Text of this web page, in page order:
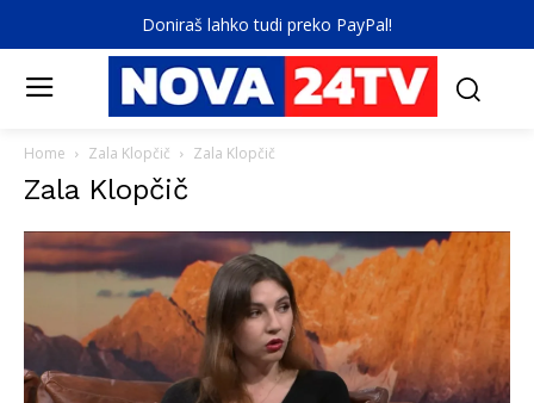
Doniraš lahko tudi preko PayPal!
Home Zala Klopčič Zala Klopčič
Zala Klopčič